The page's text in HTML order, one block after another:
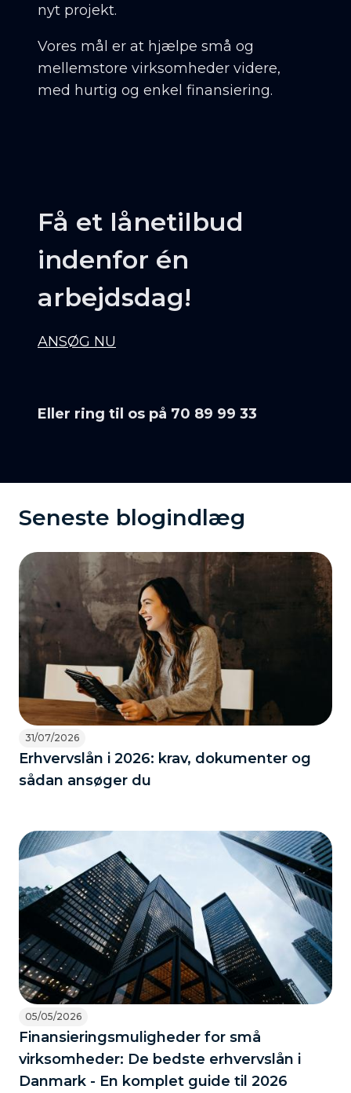
nyt projekt.
Vores mål er at hjælpe små og
mellemstore virksomheder videre,
med hurtig og enkel finansiering.
Få et lånetilbud
indenfor én
arbejdsdag!
ANSØG NU
Eller ring til os på 70 89 99 33
Seneste blogindlæg
31/07/2026
Erhvervslån i 2026: krav, dokumenter og
sådan ansøger du
05/05/2026
Finansieringsmuligheder for små
virksomheder: De bedste erhvervslån i
Danmark - En komplet guide til 2026